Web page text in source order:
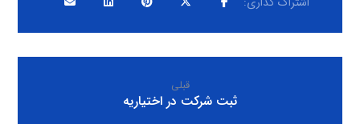
قبلی
ثبت شرکت در اختیاریه